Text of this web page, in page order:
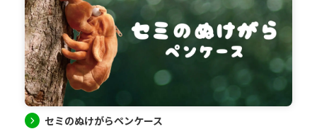
セミのぬけがらペンケース